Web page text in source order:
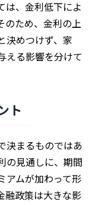
は、金利低下によ
のため、金利の上
決めつけず、家
える影響を分けて
ト
決まるものではあ
の見通しに、期間
アムが加わって形
融政策は大きな影